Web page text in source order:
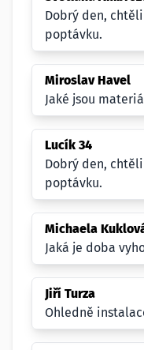
Dobrý den,
poptávku.
Miroslav Havel
Jaké jsou
Lucík 34
Dobrý den,
poptávku.
Michaela
Jaká je doba
Jiří Turza
Ohledně